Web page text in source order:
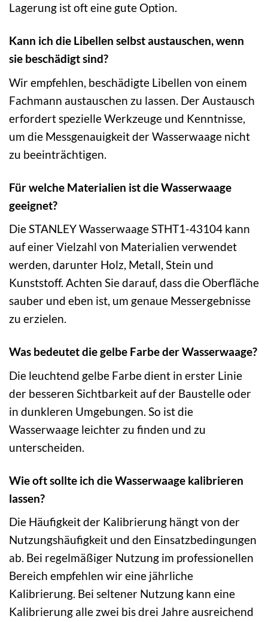
Lagerung ist oft eine gute Option.
Kann ich die Libellen selbst austauschen, wenn
sie beschädigt sind?
Wir empfehlen, beschädigte Libellen von einem
Fachmann austauschen zu lassen. Der Austausch
erfordert spezielle Werkzeuge und Kenntnisse,
um die Messgenauigkeit der Wasserwaage nicht
zu beeinträchtigen.
Für welche Materialien ist die Wasserwaage
geeignet?
Die STANLEY Wasserwaage STHT1-43104 kann
auf einer Vielzahl von Materialien verwendet
werden, darunter Holz, Metall, Stein und
Kunststoff. Achten Sie darauf, dass die Oberfläche
sauber und eben ist, um genaue Messergebnisse
zu erzielen.
Was bedeutet die gelbe Farbe der Wasserwaage?
Die leuchtend gelbe Farbe dient in erster Linie
der besseren Sichtbarkeit auf der Baustelle oder
in dunkleren Umgebungen. So ist die
Wasserwaage leichter zu finden und zu
unterscheiden.
Wie oft sollte ich die Wasserwaage kalibrieren
lassen?
Die Häufigkeit der Kalibrierung hängt von der
Nutzungshäufigkeit und den Einsatzbedingungen
ab. Bei regelmäßiger Nutzung im professionellen
Bereich empfehlen wir eine jährliche
Kalibrierung. Bei seltener Nutzung kann eine
Kalibrierung alle zwei bis drei Jahre ausreichend